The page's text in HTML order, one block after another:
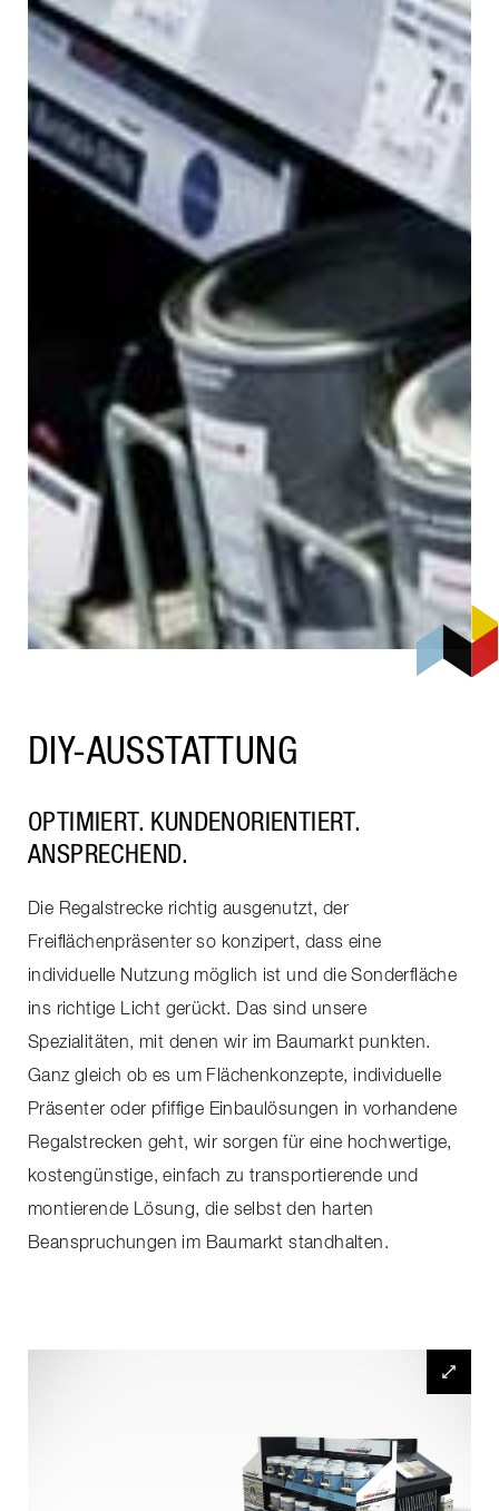
DIY-AUSSTATTUNG
OPTIMIERT. KUNDENORIENTIERT.
ANSPRECHEND.
Die Regalstrecke richtig ausgenutzt, der
Freiflächenpräsenter so konzipert, dass eine
individuelle Nutzung möglich ist und die Sonderfläche
ins richtige Licht gerückt. Das sind unsere
Spezialitäten, mit denen wir im Baumarkt punkten.
Ganz gleich ob es um Flächenkonzepte, individuelle
Präsenter oder pfiffige Einbaulösungen in vorhandene
Regalstrecken geht, wir sorgen für eine hochwertige,
kostengünstige, einfach zu transportierende und
montierende Lösung, die selbst den harten
Beanspruchungen im Baumarkt standhalten.